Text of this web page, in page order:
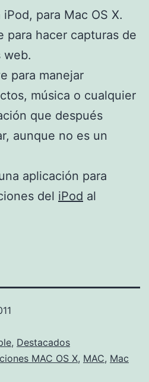
para Mac OS X.
para hacer capturas de
web.
para manejar
música o cualquier
que después
aunque no es un
aplicación para
del iPod al
, Destacados
MAC OS X, MAC, Mac